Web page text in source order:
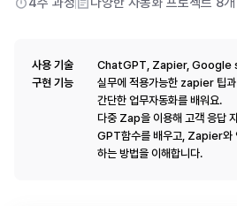
사용 기술
ChatGPT, Zapier, Google
구현 기능
실무에 적용가능한 zapier 팁과
간단한 업무자동화를 배워요.
다중 Zap을 이용해 고객 응답
GPT함수를 배우고, Zapier와
하는 방법을 이해합니다.